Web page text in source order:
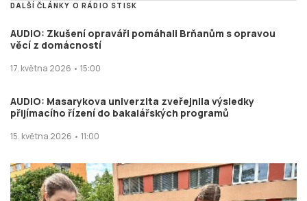
DALŠÍ ČLÁNKY O RÁDIO STISK
AUDIO: Zkušení opraváři pomáhali Brňanům s opravou
věcí z domácností
17. května 2026 • 15:00
AUDIO: Masarykova univerzita zveřejnila výsledky
přijímacího řízení do bakalářských programů
15. května 2026 • 11:00